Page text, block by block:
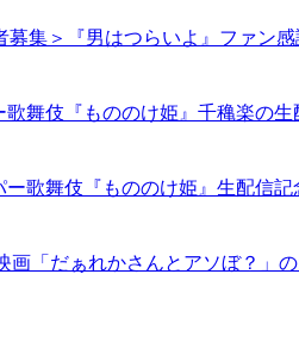
募集＞『男はつらいよ』ファン
歌舞伎『もののけ姫』千穐楽の生
ー歌舞伎『もののけ姫』生配信
画「だぁれかさんとアソぼ？」